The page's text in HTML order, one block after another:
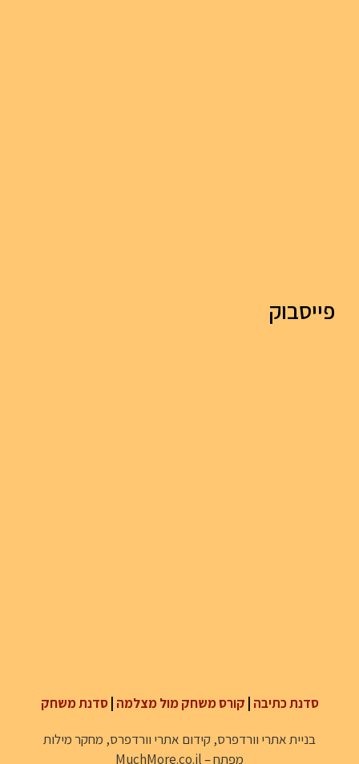
פייסבוק
סדנת כתיבה קורס משחק מול מצלמה |סדנת משחק
בניית אתרי וורדפרס, קידום אתרי וורדפרס, מחקר מילות
מפתח–
MuchMore.co.il